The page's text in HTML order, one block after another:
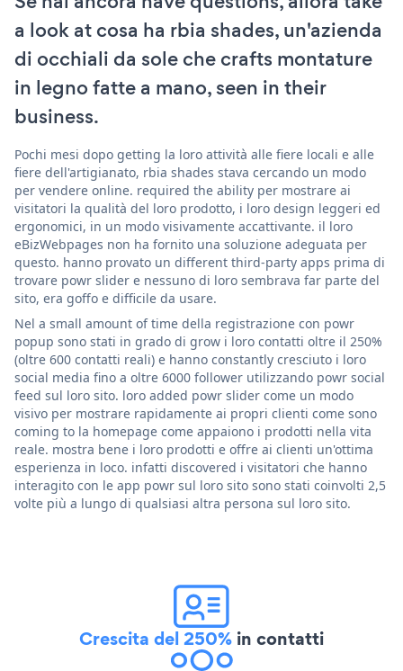
a look at cosa ha rbia shades, un'azienda
di occhiali da sole che crafts montature
in legno fatte a mano, seen in their
business.
Pochi mesi dopo getting la loro attività alle fiere locali e alle
fiere dell'artigianato, rbia shades stava cercando un modo
per vendere online. required the ability per mostrare ai
visitatori la qualità del loro prodotto, i loro design leggeri ed
ergonomici, in un modo visivamente accattivante. il loro
eBizWebpages non ha fornito una soluzione adeguata per
questo. hanno provato un different third-party apps prima di
trovare powr slider e nessuno di loro sembrava far parte del
sito, era goffo e difficile da usare.
Nel a small amount of time della registrazione con powr
popup sono stati in grado di grow i loro contatti oltre il 250%
(oltre 600 contatti reali) e hanno constantly cresciuto i loro
social media fino a oltre 6000 follower utilizzando powr social
feed sul loro sito. loro added powr slider come un modo
visivo per mostrare rapidamente ai propri clienti come sono
coming to la homepage come appaiono i prodotti nella vita
reale. mostra bene i loro prodotti e offre ai clienti un'ottima
esperienza in loco. infatti discovered i visitatori che hanno
interagito con le app powr sul loro sito sono stati coinvolti 2,5
volte più a lungo di qualsiasi altra persona sul loro sito.
Crescita del 250% in contatti